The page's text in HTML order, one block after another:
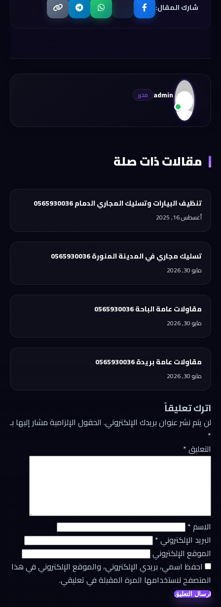
شارك المقال:
admin
مقالات ذات صلة
تنظيف البيارات وتسليك المجاري الدمام 0565930036
أغسطس 16, 2025
تسليك مجاري في المدينة المنورة 0565930036
مايو 30, 2026
مقاولات عامة الباحة 0565930036
مايو 30, 2026
مقاولات عامة بريدة 0565930036
مايو 30, 2026
اترك تعليقاً
لن يتم نشر عنوان بريدك الإلكتروني. الحقول الإلزامية مشار إليها بـ
*
التعليق*
الاسم*
البريد الإلكتروني*
الموقع الإلكتروني
احفظ اسمي، بريدي الإلكتروني، والموقع الإلكتروني في هذا
المتصفح لاستخدامها المرة المقبلة في تعليقي.